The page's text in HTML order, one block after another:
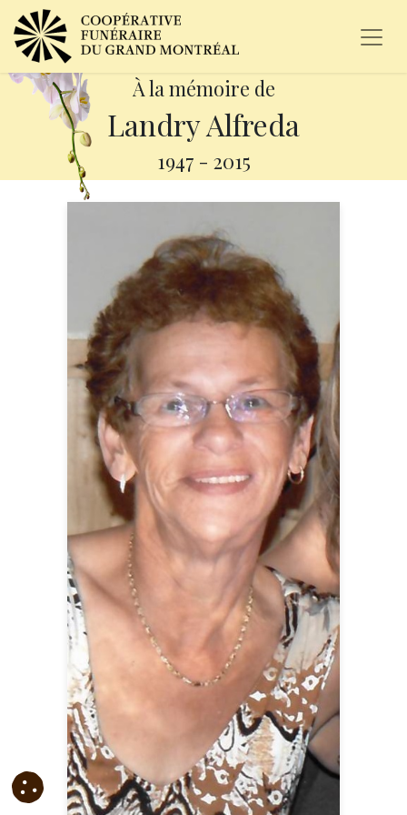
À la mémoire de
Landry Alfreda
1947 - 2015